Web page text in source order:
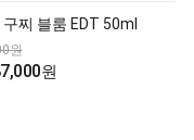
구찌 블룸 EDT 50ml
원
원